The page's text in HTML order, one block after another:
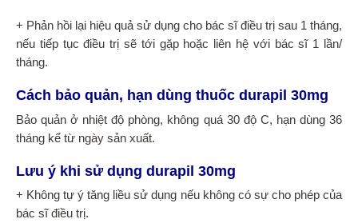
+ Phản hồi lại hiệu quả sử dụng cho bác sĩ điều trị sau 1 tháng,
nếu tiếp tục điều trị sẽ tới gặp hoặc liên hệ với bác sĩ 1 lần/
tháng.
Cách bảo quản, hạn dùng thuốc durapil 30mg
Bảo quản ở nhiệt độ phòng, không quá 30 độ C, hạn dùng 36
tháng kể từ ngày sản xuất.
Lưu ý khi sử dụng durapil 30mg
+ Không tự ý tăng liều sử dụng nếu không có sự cho phép của
bác sĩ điều trị.